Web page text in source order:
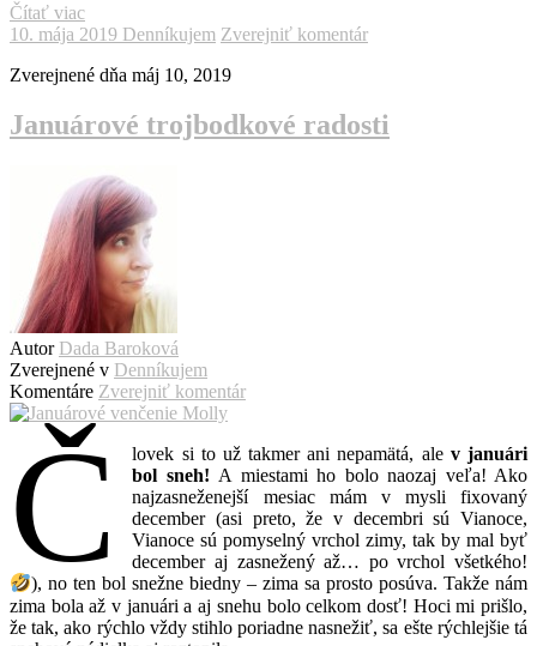
Čítať viac
10. mája 2019 Denníkujem Zverejniť komentár
Zverejnené dňa máj 10, 2019
Januárové trojbodkové radosti
Autor Dada Baroková
Zverejnené v Denníkujem
Komentáre Zverejniť komentár
Č lovek si to už takmer ani nepamätá, alev januári
bol sneh! A miestami ho bolo naozaj veľa! Ako
najzasneženejší mesiac mám v mysli fixovaný
december (asi preto, že v decembri sú Vianoce,
Vianoce sú pomyselný vrchol zimy, tak by mal byť
december aj zasnežený až… po vrchol všetkého!
), no ten bol snežne biedny – zima sa prosto posúva. Takže nám
zima bola až v januári a aj snehu bolo celkom dosť! Hoci mi prišlo,
že tak, ako rýchlo vždy stihlo poriadne nasnežiť, sa ešte rýchlejšie tá